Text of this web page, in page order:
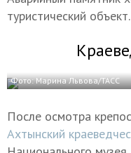
туристический объект.
Фото: Марина Львова/ТАСС
После осмотра
Ахтынский